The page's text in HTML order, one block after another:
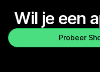
Wil je een
Probeer